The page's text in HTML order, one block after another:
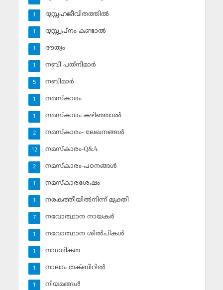
ദുസ്സഹജീവിതത്തില്‍
1
ദുസ്സ്വപ്‌നം കണ്ടാല്‍
1
ദൗത്യം
1
നബി പത്‌നിമാര്‍
1
നബിമാര്‍
5
നമസ്‌കാരം
1
നമസ്‌കാരം കഴിഞ്ഞാല്‍
1
നമസ്‌കാരം- ലേഖനങ്ങള്‍
2
നമസ്‌കാരം-Q&A
12
നമസ്‌കാരം-പഠനങ്ങള്‍
2
നമസ്‌കാരശേഷം
1
നരകത്തീയില്‍നിന്ന് മുക്തി
1
നവോത്ഥാന നായകര്‍
7
നവോത്ഥാന ശില്‍പികള്‍
1
നാഗരികത
1
നാലാം തക്ബീറില്‍
1
നിയമങ്ങള്‍
1